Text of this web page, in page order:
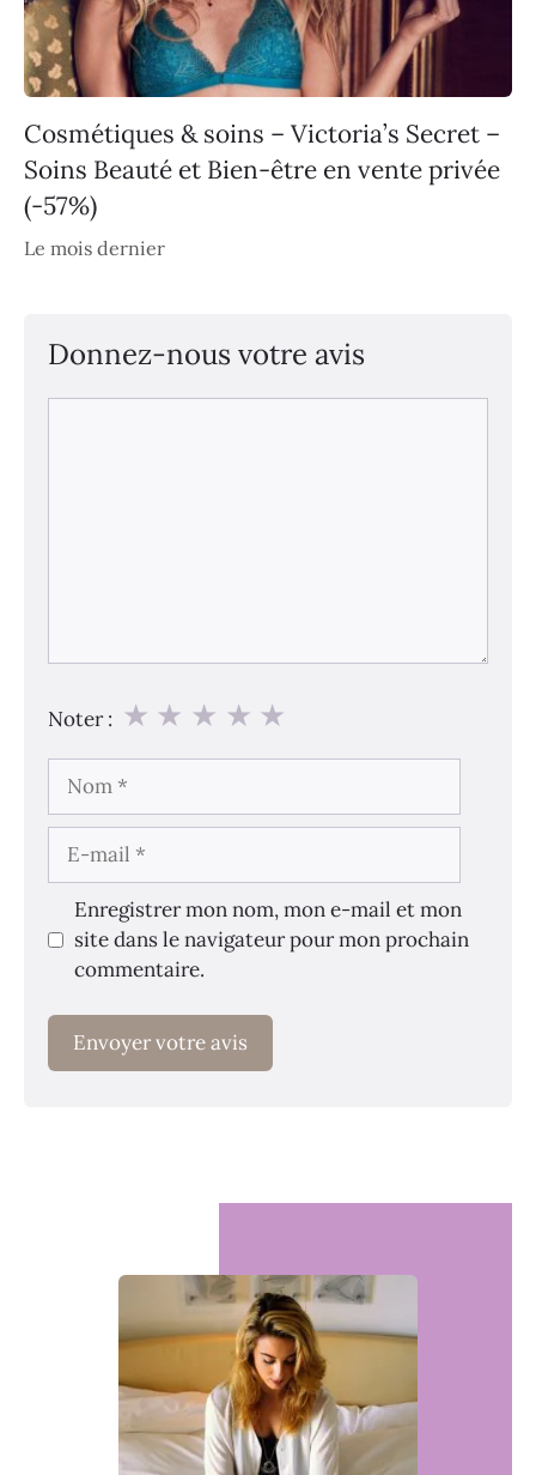
Cosmétiques & soins – Victoria’s Secret –
Soins Beauté et Bien-être en vente privée
(-57%)
Le mois dernier
Donnez-nous votre avis
Noter : ★
★
★
★
★
mail
Enregistrer mon nom, mon e-mail et mon
site dans le navigateur pour mon prochain
commentaire.